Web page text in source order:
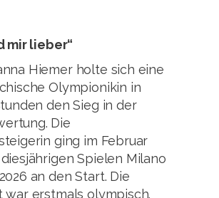
mir lieber“
Hiemer holte sich eine
Olympionikin in
den Sieg in der
Die
ging im Februar
Spielen Milano
an den Start. Die
war erstmals olympisch.